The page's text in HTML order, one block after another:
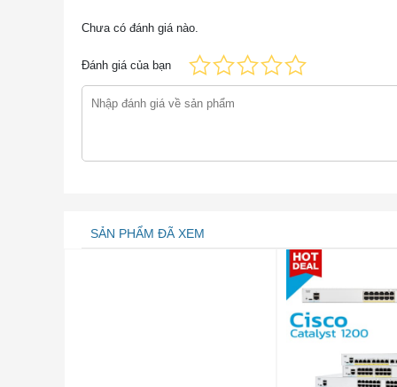
1000BASE-BX-D
GLC-BX40-D-I
1550 SMF
SMF
SMF
SMF
Chưa có đánh giá nào.
Đánh giá của bạn
SẢN PHẨM ĐÃ XEM